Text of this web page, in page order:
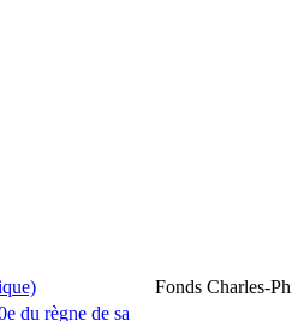
Fonds Charles-
du règne de sa